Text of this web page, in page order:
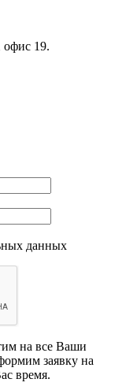
офис 19.
данных
на все Ваши
заявку на
время.